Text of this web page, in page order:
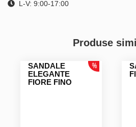
L-V: 9:00-17:00
Produse
SANDALE
ELEGANTE
FIORE FINO